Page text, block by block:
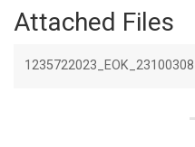
Attached Files